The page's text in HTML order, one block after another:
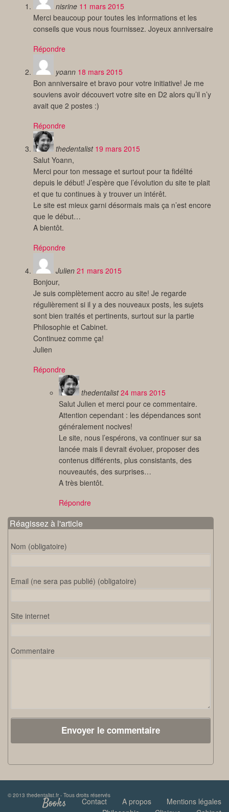
nisrine 11 mars 2015
Merci beaucoup pour toutes les informations et les
conseils que vous nous fournissez. Joyeux anniversaire
Répondre
yoann 18 mars 2015
Bon anniversaire et bravo pour votre initiative! Je me
souviens avoir découvert votre site en D2 alors qu’il n’y
avait que 2 postes :)
Répondre
thedentalist 19 mars 2015
Salut Yoann,
Merci pour ton message et surtout pour ta fidélité
depuis le début! J’espère que l’évolution du site te plait
et que tu continues à y trouver un intérêt.
Le site est mieux garni désormais mais ça n’est encore
que le début…
A bientôt.
Répondre
Julien 21 mars 2015
Bonjour,
Je suis complètement accro au site! Je regarde
régulièrement si il y a des nouveaux posts, les sujets
sont bien traités et pertinents, surtout sur la partie
Philosophie et Cabinet.
Continuez comme ça!
Julien
Répondre
thedentalist 24 mars 2015
Salut Julien et merci pour ce commentaire.
Attention cependant : les dépendances sont
généralement nocives!
Le site, nous l’espérons, va continuer sur sa
lancée mais il devrait évoluer, proposer des
contenus différents, plus consistants, des
nouveautés, des surprises…
A très bientôt.
Répondre
Réagissez à l'article
Nom (obligatoire)
Email (ne sera pas publié) (obligatoire)
Site internet
Commentaire
© 2013 thedentalist.fr - Tous droits réservés
Mentions légales
A propos
Contact
Books